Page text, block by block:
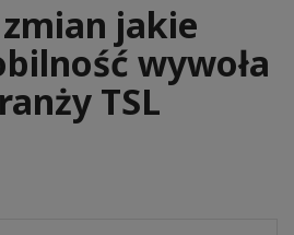
zmian jakie
wywoła
TSL